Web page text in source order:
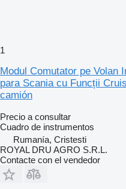
1
Modul Comutator pe Volan
para Scania cu Funcții
camión
Precio a consultar
Cuadro de instrumentos
Rumanía, Cristesti
ROYAL DRU AGRO S.R.L.
Contacte con el vendedor